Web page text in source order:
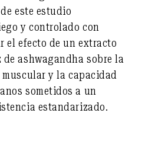
este estudio
y controlado con
el efecto de un extracto
ashwagandha sobre la
y la capacidad
sometidos a un
estandarizado.